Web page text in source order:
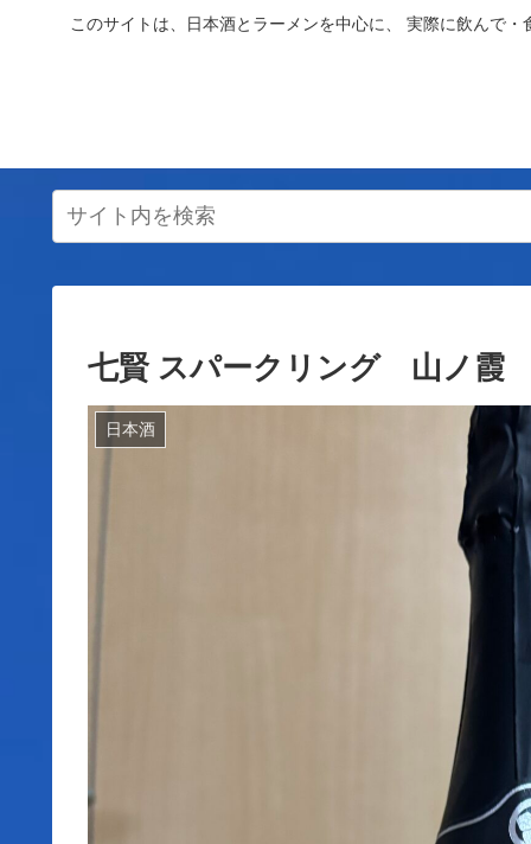
このサイトは、日本酒とラーメンを中心に、 実際に飲んで
七賢 スパークリング 山ノ霞
日本酒